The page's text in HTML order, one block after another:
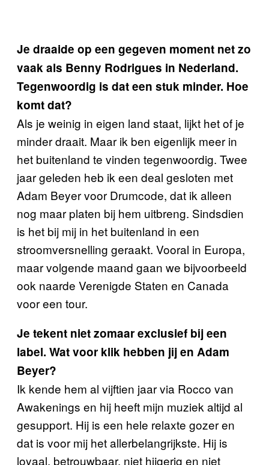
Je draaide op een gegeven moment net zo
vaak als Benny Rodrigues in Nederland.
Tegenwoordig is dat een stuk minder. Hoe
komt dat?
Als je weinig in eigen land staat, lijkt het of je
minder draait. Maar ik ben eigenlijk meer in
het buitenland te vinden tegenwoordig. Twee
jaar geleden heb ik een deal gesloten met
Adam Beyer voor Drumcode, dat ik alleen
nog maar platen bij hem uitbreng. Sindsdien
is het bij mij in het buitenland in een
stroomversnelling geraakt. Vooral in Europa,
maar volgende maand gaan we bijvoorbeeld
ook naarde Verenigde Staten en Canada
voor een tour.
Je tekent niet zomaar exclusief bij een
label. Wat voor klik hebben jij en Adam
Beyer?
Ik kende hem al vijftien jaar via Rocco van
Awakenings en hij heeft mijn muziek altijd al
gesupport. Hij is een hele relaxte gozer en
dat is voor mij het allerbelangrijkste. Hij is
loyaal, betrouwbaar, niet hijgerig en niet